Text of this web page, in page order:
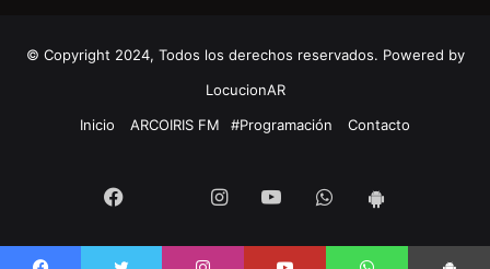
© Copyright 2024, Todos los derechos reservados. Powered by
LocucionAR
Inicio
ARCOIRIS FM #Programación Contacto
Facebook InstagramYoutubeWhatsapp
Android